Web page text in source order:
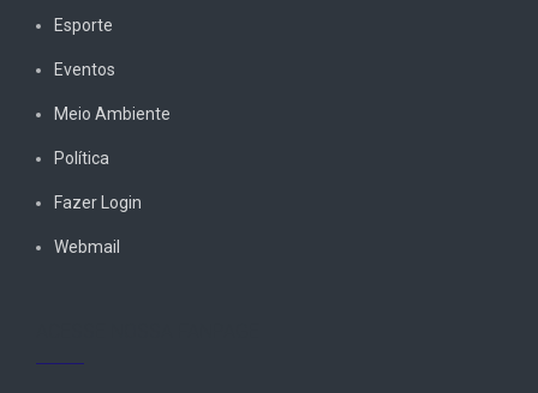
Esporte
Eventos
Meio Ambiente
Política
Fazer Login
Webmail